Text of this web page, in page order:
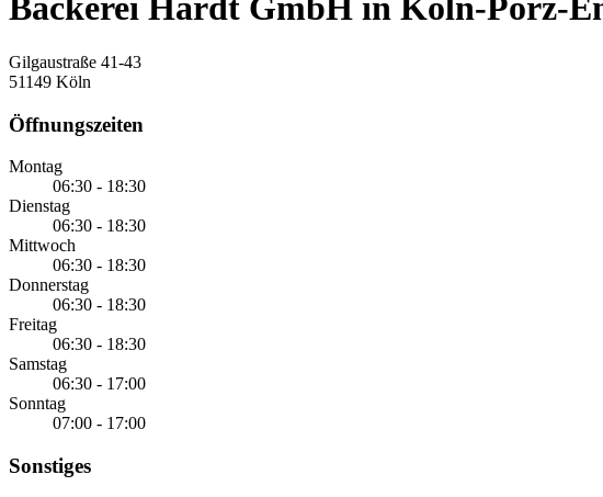
Bäckerei Hardt GmbH in Köln-Porz-
Gilgaustraße 41-43
51149 Köln
Öffnungszeiten
Montag
06:30 - 18:30
Dienstag
06:30 - 18:30
Mittwoch
06:30 - 18:30
Donnerstag
06:30 - 18:30
Freitag
06:30 - 18:30
Samstag
06:30 - 17:00
Sonntag
07:00 - 17:00
Sonstiges